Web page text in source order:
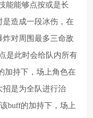
能能够点按或是长
造成一段冰伤，在
对周围最多三命敌
是此时会给队内所有
加持下，场上角色在
招是为全队进行治
buff的加持下，场上